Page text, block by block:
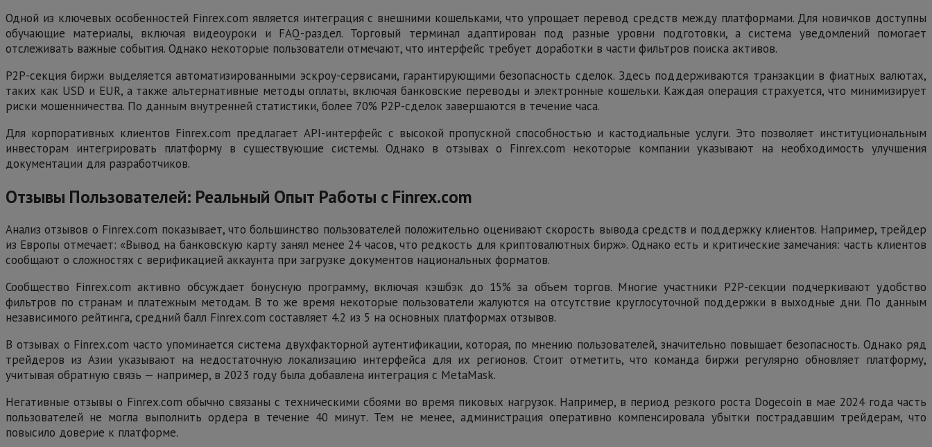
Одной из ключевых особенностей Finrex.com является интеграция с внешними кошельками, что упрощает перевод средств между платформами. Для новичков доступны
обучающие материалы, включая видеоуроки и FAQ-раздел. Торговый терминал адаптирован под разные уровни подготовки, а система уведомлений помогает
отслеживать важные события. Однако некоторые пользователи отмечают, что интерфейс требует доработки в части фильтров поиска активов.
P2P-секция биржи выделяется автоматизированными эскроу-сервисами, гарантирующими безопасность сделок. Здесь поддерживаются транзакции в фиатных валютах,
таких как USD и EUR, а также альтернативные методы оплаты, включая банковские переводы и электронные кошельки. Каждая операция страхуется, что минимизирует
риски мошенничества. По данным внутренней статистики, более 70% P2P-сделок завершаются в течение часа.
Для корпоративных клиентов Finrex.com предлагает API-интерфейс с высокой пропускной способностью и кастодиальные услуги. Это позволяет институциональным
инвесторам интегрировать платформу в существующие системы. Однако в отзывах о Finrex.com некоторые компании указывают на необходимость улучшения
документации для разработчиков.
Отзывы Пользователей: Реальный Опыт Работы с Finrex.com
Анализ отзывов о Finrex.com показывает, что большинство пользователей положительно оценивают скорость вывода средств и поддержку клиентов. Например, трейдер
из Европы отмечает: «Вывод на банковскую карту занял менее 24 часов, что редкость для криптовалютных бирж». Однако есть и критические замечания: часть клиентов
сообщают о сложностях с верификацией аккаунта при загрузке документов национальных форматов.
Сообщество Finrex.com активно обсуждает бонусную программу, включая кэшбэк до 15% за объем торгов. Многие участники P2P-секции подчеркивают удобство
фильтров по странам и платежным методам. В то же время некоторые пользователи жалуются на отсутствие круглосуточной поддержки в выходные дни. По данным
независимого рейтинга, средний балл Finrex.com составляет 4.2 из 5 на основных платформах отзывов.
В отзывах о Finrex.com часто упоминается система двухфакторной аутентификации, которая, по мнению пользователей, значительно повышает безопасность. Однако ряд
трейдеров из Азии указывают на недостаточную локализацию интерфейса для их регионов. Стоит отметить, что команда биржи регулярно обновляет платформу,
учитывая обратную связь — например, в 2023 году была добавлена интеграция с MetaMask.
Негативные отзывы о Finrex.com обычно связаны с техническими сбоями во время пиковых нагрузок. Например, в период резкого роста Dogecoin в мае 2024 года часть
пользователей не могла выполнить ордера в течение 40 минут. Тем не менее, администрация оперативно компенсировала убытки пострадавшим трейдерам, что
повысило доверие к платформе.